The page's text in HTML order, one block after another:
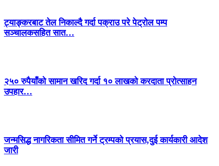
ट्याङ्करबाट तेल निकाल्दै गर्दा पक्राउ परे पेट्रोल पम्प
सञ्चालकसहित सात…
२५० रुपैयाँको सामान खरिद गर्दा १० लाखको करदाता प्रोत्साहन
उपहार…
जन्मसिद्ध नागरिकता सीमित गर्ने ट्रम्पको प्रयास,दुई कार्यकारी आदेश
जारी